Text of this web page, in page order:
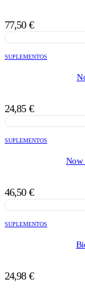
77,50 €
SUPLEMENTOS
24,85 €
SUPLEMENTOS
Now
46,50 €
SUPLEMENTOS
24,98 €